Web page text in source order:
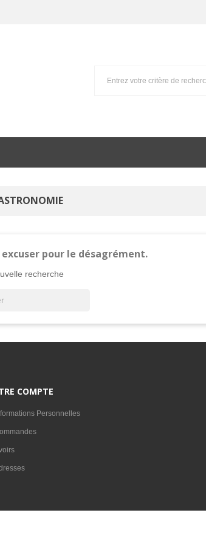
pour le désagrément.
recherche

COMPTE
Personnelles